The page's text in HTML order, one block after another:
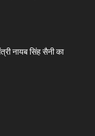
नायब सिंह सैनी का